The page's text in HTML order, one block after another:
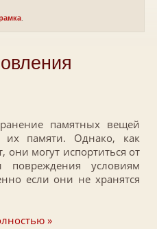
памятных вещей
их памяти. Однако, как
они могут испортиться от
условиям
если они не хранятся
»